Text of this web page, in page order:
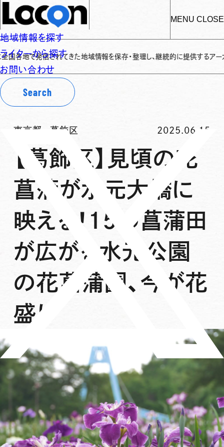
MENU CLOSE
地域情報を探す
ライターから探す
お問い合わせ
Search
されてきた地域情報を保存・整理し、継続的に提供するアーカイブサイトで
東京都 葛飾区 2025.06.15
【葛飾区】見頃の花
菖蒲が水元大橋に
映える！15の菖蒲田
が広がる水元公園
の花菖蒲園、今が花
盛り